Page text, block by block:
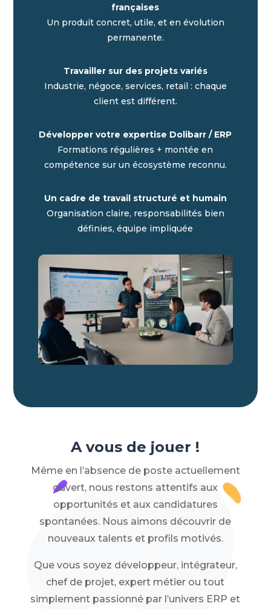
françaises
Un produit concret, utile, et en évolution
permanente.
Travailler sur des projets variés
Industrie, négoce, services, retail : chaque
client est différent.
Développer votre expertise Dolibarr / ERP
Formations régulières + montée en
compétence sur un écosystème reconnu.
Un cadre de travail structuré et humain
Organisation claire, responsabilités bien
définies, équipe impliquée
A vous de jouer !
Même en l’absence de poste actuellement
ouvert, nous restons attentifs aux
opportunités et aux candidatures
spontanées. Nous aimons découvrir de
nouveaux talents et profils motivés.
Que vous soyez développeur, intégrateur,
chef de projet, expert métier ou tout
simplement passionné par l’univers ERP et